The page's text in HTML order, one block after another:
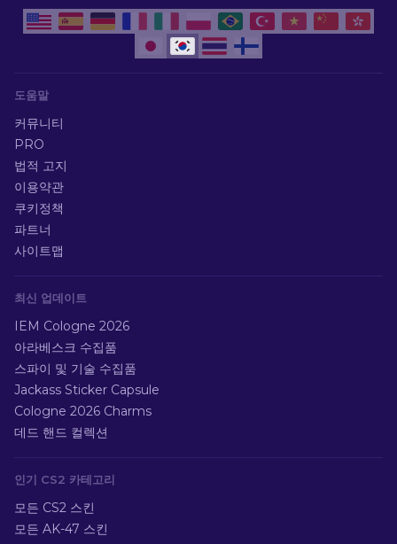
도움말
커뮤니티
PRO
법적 고지
이용약관
쿠키정책
파트너
사이트맵
최신 업데이트
IEM Cologne 2026
아라베스크 수집품
스파이 및 기술 수집품
Jackass Sticker Capsule
Cologne 2026 Charms
데드 핸드 컬렉션
인기 CS2 카테고리
모든 CS2 스킨
모든 AK-47 스킨